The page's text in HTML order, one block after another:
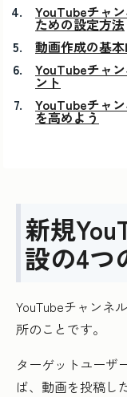
YouTubeチャ
ための設定方法
動画作成の基
YouTubeチャ
ント
YouTubeチャ
を高めよう
新規
設の4つ
YouTubeチャンネ
所のことです。
ターゲットユーザ
ば、動画を投稿し